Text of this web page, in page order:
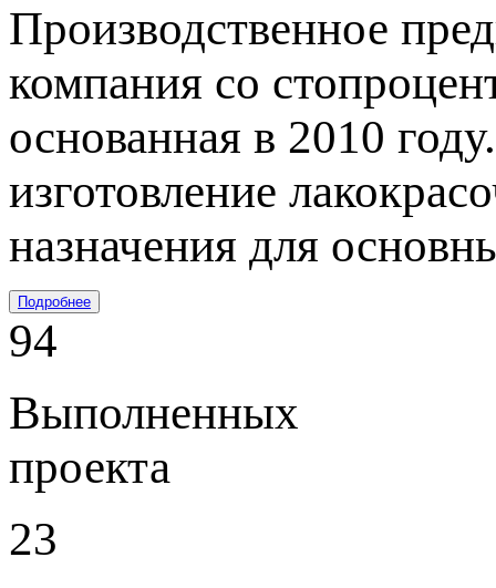
Производственное
компания со
основанная в 2010
изготовление
назначения для
Подробнее
94
Выполненных
проекта
23